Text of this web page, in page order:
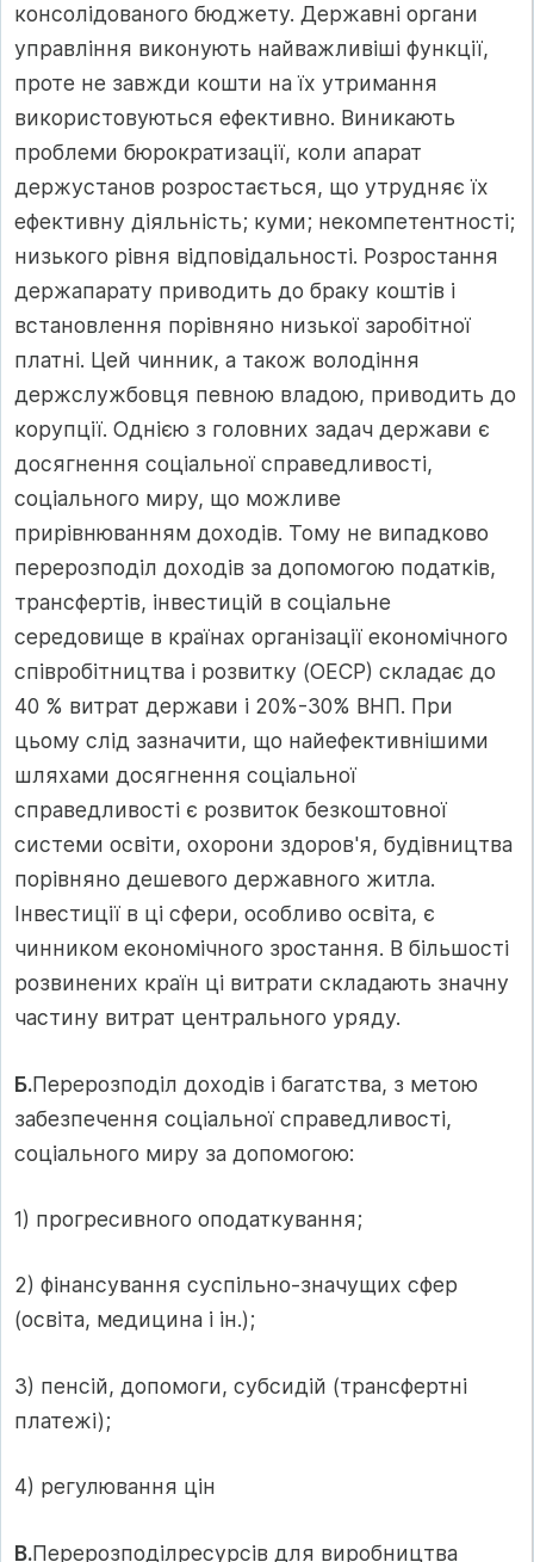
консолідованого бюджету. Державні органи
управління виконують найважливіші функції,
проте не завжди кошти на їх утримання
використовуються ефективно. Виникають
проблеми бюрократизації, коли апарат
держустанов розростається, що утрудняє їх
ефективну діяльність; куми; некомпетентності;
низького рівня відповідальності. Розростання
держапарату приводить до браку коштів і
встановлення порівняно низької заробітної
платні. Цей чинник, а також володіння
держслужбовця певною владою, приводить до
корупції. Однією з головних задач держави є
досягнення соціальної справедливості,
соціального миру, що можливе
прирівнюванням доходів. Тому не випадково
перерозподіл доходів за допомогою податків,
трансфертів, інвестицій в соціальне
середовище в країнах організації економічного
співробітництва і розвитку (ОЕСР) складає до
40 % витрат держави і 20%-30% ВНП. При
цьому слід зазначити, що найефективнішими
шляхами досягнення соціальної
справедливості є розвиток безкоштовної
системи освіти, охорони здоров'я, будівництва
порівняно дешевого державного житла.
Інвестиції в ці сфери, особливо освіта, є
чинником економічного зростання. В більшості
розвинених країн ці витрати складають значну
частину витрат центрального уряду.
Б.Перерозподіл доходів і багатства, з метою
забезпечення соціальної справедливості,
соціального миру за допомогою:
1) прогресивного оподаткування;
2) фінансування суспільно-значущих сфер
(освіта, медицина і ін.);
3) пенсій, допомоги, субсидій (трансфертні
платежі);
4) регулювання цін
В.Перерозподілресурсів для виробництва